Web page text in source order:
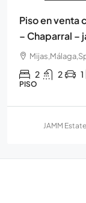
Piso en venta
– Chaparral –
2 2 1
PISO
JAMM Estate